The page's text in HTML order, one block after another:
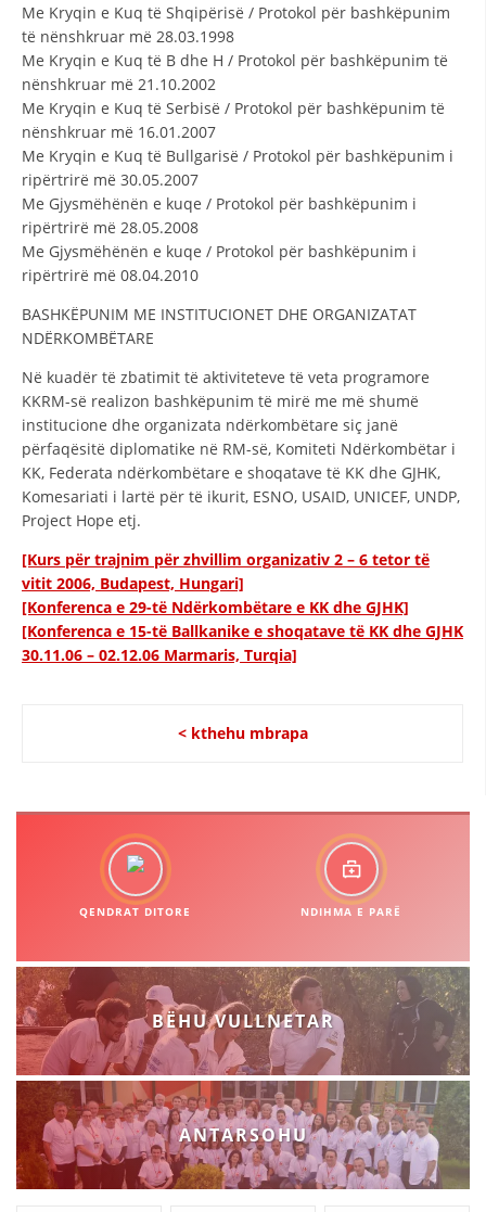
BROCHURES
PRESENTATIONS
Me Kryqin e Kuq të Shqipërisë / Protokol për bashkëpunim
të nënshkruar më 28.03.1998
Me Kryqin e Kuq të B dhe H / Protokol për bashkëpunim të
nënshkruar më 21.10.2002
Me Kryqin e Kuq të Serbisë / Protokol për bashkëpunim të
nënshkruar më 16.01.2007
Me Kryqin e Kuq të Bullgarisë / Protokol për bashkëpunim i
ripërtrirë më 30.05.2007
Me Gjysmëhënën e kuqe / Protokol për bashkëpunim i
ripërtrirë më 28.05.2008
Me Gjysmëhënën e kuqe / Protokol për bashkëpunim i
ripërtrirë më 08.04.2010
BASHKËPUNIM ME INSTITUCIONET DHE ORGANIZATAT
NDËRKOMBËTARE
Në kuadër të zbatimit të aktiviteteve të veta programore
KKRM-së realizon bashkëpunim të mirë me më shumë
institucione dhe organizata ndërkombëtare siç janë
përfaqësitë diplomatike në RM-së, Komiteti Ndërkombëtar i
KK, Federata ndërkombëtare e shoqatave të KK dhe GJHK,
Komesariati i lartë për të ikurit, ESNO, USAID, UNICEF, UNDP,
Project Hope etj.
[Kurs për trajnim për zhvillim organizativ 2 – 6 tetor të
vitit 2006, Budapest, Hungari]
[Konferenca e 29-të Ndërkombëtare e KK dhe GJHK]
[Konferenca e 15-të Ballkanike e shoqatave të KK dhe GJHK
30.11.06 – 02.12.06 Marmaris, Turqiа]
< kthehu mbrapa
QENDRAT DITORE NDIHMA E PARË
BËHU VULLNETAR
ANTARSOHU